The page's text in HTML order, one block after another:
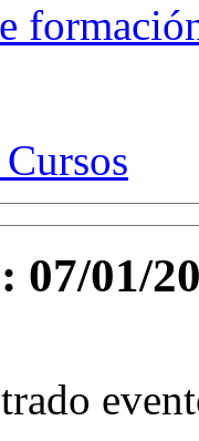
07/01/